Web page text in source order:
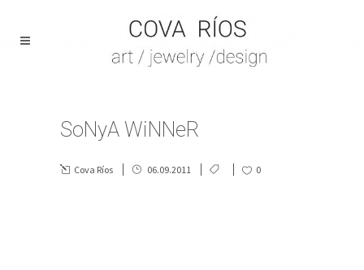
SoNyA WiNNeR
Cova Ríos 06.09.2011 0